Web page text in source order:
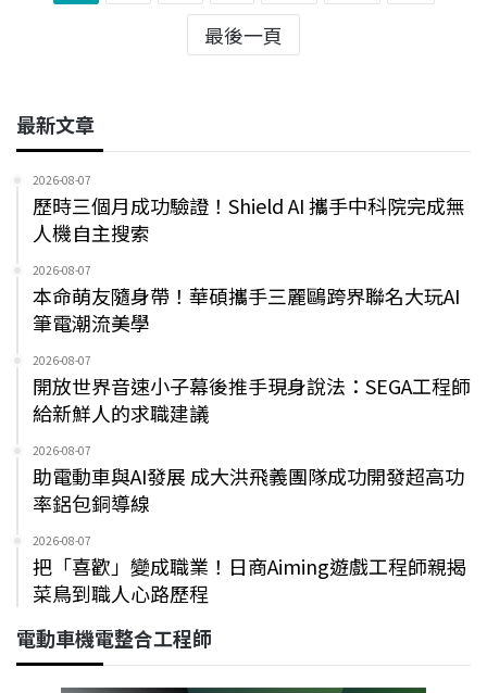
最後一頁
最新文章
2026-08-07
歷時三個月成功驗證！Shield AI 攜手中科院完成無
人機自主搜索
2026-08-07
本命萌友隨身帶！華碩攜手三麗鷗跨界聯名大玩AI
筆電潮流美學
2026-08-07
開放世界音速小子幕後推手現身說法：SEGA工程師
給新鮮人的求職建議
2026-08-07
助電動車與AI發展 成大洪飛義團隊成功開發超高功
率鋁包銅導線
2026-08-07
把「喜歡」變成職業！日商Aiming遊戲工程師親揭
菜鳥到職人心路歷程
電動車機電整合工程師